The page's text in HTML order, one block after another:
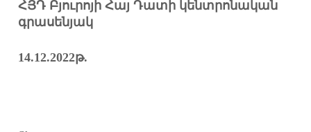
ՀՅԴ Բյուրոյի Հայ Դատի կենտրոնական
գրասենյակ
14.12.2022թ.